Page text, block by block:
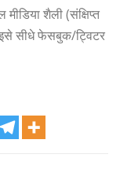
शैली (संक्षिप्त
सीधे फेसबुक/ट्विटर